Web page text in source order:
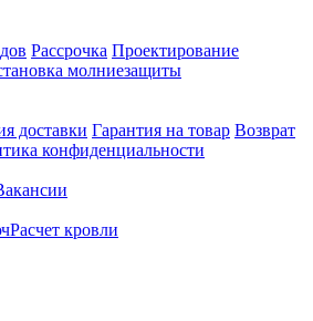
Рассрочка Проектирование
молниезащиты
доставки Гарантия на товар Возврат
конфиденциальности
Расчет кровли